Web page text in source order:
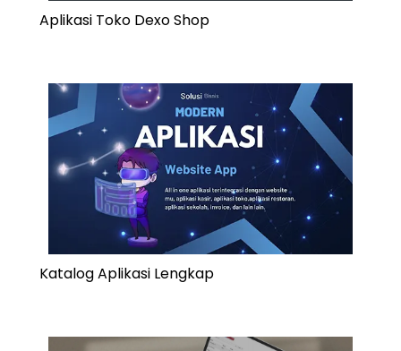
Aplikasi Toko Dexo Shop
Katalog Aplikasi Lengkap